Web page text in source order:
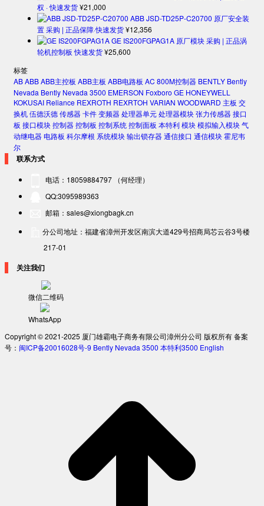
权 · 快速发货¥21,000
ABB JSD-TD25P-C20700 原厂安全装
置 采购 | 正品保障·快速发货¥12,356
GE IS200FGPAG1A 原厂模块 采购 | 正品涡
轮机控制板 快速发货¥25,600
标签
ABABBABB主控板 ABB主板 ABB电路板 AC 800M控制器 BENTLY Bently
Nevada Bently Nevada 3500 EMERSON Foxboro GE HONEYWELL
KOKUSAI Reliance REXROTH REXRTOH VARIAN WOODWARD 主板 交
换机伍德沃德传感器卡件变频器处理器单元处理器模块张力传感器接口
板 接口模块控制器控制板 控制系统控制面板 本特利模块模拟输入模块气
动继电器电路板 科尔摩根 系统模块输出锁存器通信接口 通信模块霍尼韦
尔
联系方式
电话：18059884797 （何经理）
QQ:3095989363
邮箱：sales@xiongbagk.cn
分公司地址：福建省漳州开发区南滨大道429号招商局芯云谷3号楼
217-01
关注我们
微信二维码
WhatsApp
Copyright © 2021-2025 厦门雄霸电子商务有限公司漳州分公司 版权所有 备案
号： 闽ICP备20016028号-9 Bently Nevada 3500 本特利3500 English